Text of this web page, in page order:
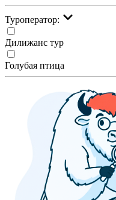
Туроператор:
Дилижанс тур
Голубая птица